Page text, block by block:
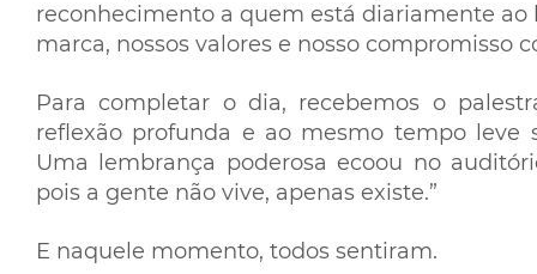
reconhecimento a quem está diariamente ao
marca, nossos valores e nosso compromisso
Para completar o dia, recebemos o
reflexão profunda e ao mesmo tempo leve
Uma lembrança poderosa ecoou no
pois a gente não vive, apenas existe.”
E naquele momento, todos sentiram.